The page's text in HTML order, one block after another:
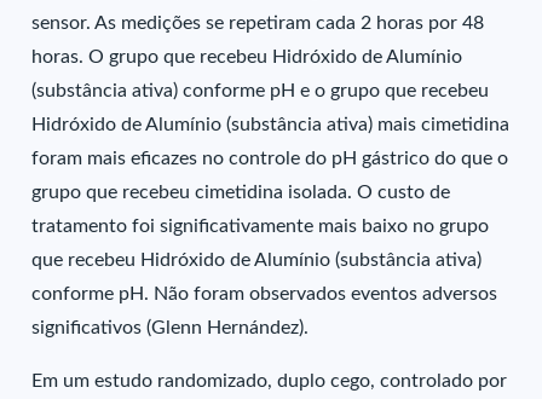
sensor. As medições se repetiram cada 2 horas por 48
horas. O grupo que recebeu Hidróxido de Alumínio
(substância ativa) conforme pH e o grupo que recebeu
Hidróxido de Alumínio (substância ativa) mais cimetidina
foram mais eficazes no controle do pH gástrico do que o
grupo que recebeu cimetidina isolada. O custo de
tratamento foi significativamente mais baixo no grupo
que recebeu Hidróxido de Alumínio (substância ativa)
conforme pH. Não foram observados eventos adversos
significativos (Glenn Hernández).
Em um estudo randomizado, duplo cego, controlado por